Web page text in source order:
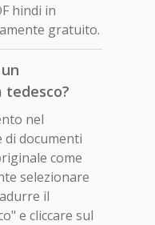
hindi in
gratuito.
tedesco?
nel
documenti
come
selezionare
il
e cliccare sul